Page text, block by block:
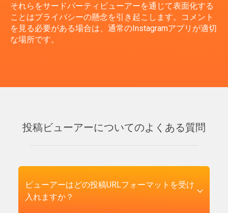
それらをサードパーティビューアーを通じて表面化する
ことはプライバシーの懸念を引き起こします。コメント
を見る必要がある場合は、通常のInstagramアプリが適切
な場所です。
投稿ビューアーについてのよくある質問
ビューアーはどの投稿URLフォーマットを受け
入れますか？